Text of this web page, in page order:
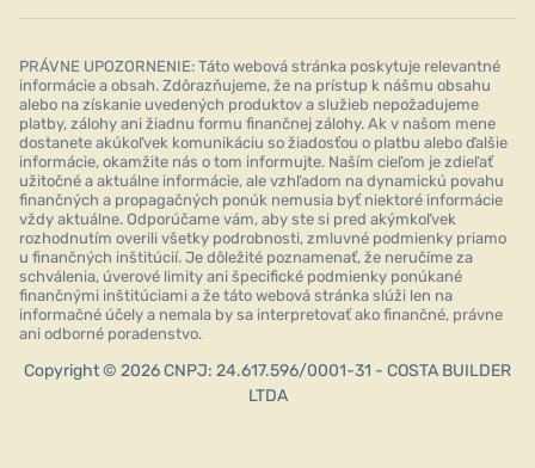
PRÁVNE UPOZORNENIE: Táto webová stránka poskytuje relevantné
informácie a obsah. Zdôrazňujeme, že na prístup k nášmu obsahu
alebo na získanie uvedených produktov a služieb nepožadujeme
platby, zálohy ani žiadnu formu finančnej zálohy. Ak v našom mene
dostanete akúkoľvek komunikáciu so žiadosťou o platbu alebo ďalšie
informácie, okamžite nás o tom informujte. Naším cieľom je zdieľať
užitočné a aktuálne informácie, ale vzhľadom na dynamickú povahu
finančných a propagačných ponúk nemusia byť niektoré informácie
vždy aktuálne. Odporúčame vám, aby ste si pred akýmkoľvek
rozhodnutím overili všetky podrobnosti, zmluvné podmienky priamo
u finančných inštitúcií. Je dôležité poznamenať, že neručíme za
schválenia, úverové limity ani špecifické podmienky ponúkané
finančnými inštitúciami a že táto webová stránka slúži len na
informačné účely a nemala by sa interpretovať ako finančné, právne
ani odborné poradenstvo.
Copyright © 2026 CNPJ: 24.617.596/0001-31 - COSTA BUILDER
LTDA